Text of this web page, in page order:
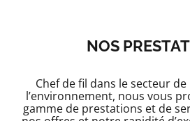
NOS
Chef de fil dans le secteur
l’environnement, nous vous
gamme de prestations et de